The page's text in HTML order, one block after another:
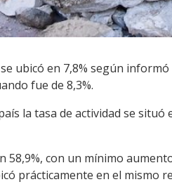
ubicó en 7,8% según
fue de 8,3%.
la tasa de actividad se situó
58,9%, con un mínimo
prácticamente en el mismo